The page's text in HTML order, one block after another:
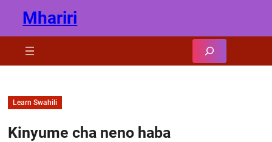
content
Mhariri
Learn Swahili
Kinyume cha neno haba